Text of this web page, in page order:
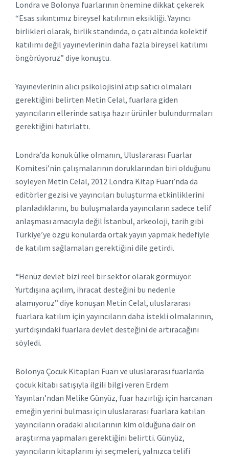
Londra ve Bolonya fuarlarının önemine dikkat çekerek
“Esas sıkıntımız bireysel katılımın eksikliği. Yayıncı
birlikleri olarak, birlik standında, o çatı altında kolektif
katılımı değil yayınevlerinin daha fazla bireysel katılımı
öngörüyoruz” diye konuştu.
Yayınevlerinin alıcı psikolojisini atıp satıcı olmaları
gerektiğini belirten Metin Celal, fuarlara giden
yayıncıların ellerinde satışa hazır ürünler bulundurmaları
gerektiğini hatırlattı.
Londra’da konuk ülke olmanın, Uluslararası Fuarlar
Komitesi’nin çalışmalarının doruklarından biri olduğunu
söyleyen Metin Celal, 2012 Londra Kitap Fuarı’nda da
editörler gezisi ve yayıncıları buluşturma etkinliklerini
planladıklarını, bu buluşmalarda yayıncıların sadece telif
anlaşması amacıyla değil İstanbul, arkeoloji, tarih gibi
Türkiye’ye özgü konularda ortak yayın yapmak hedefiyle
de katılım sağlamaları gerektiğini dile getirdi.
“Henüz devlet bizi reel bir sektör olarak görmüyor.
Yurtdışına açılım, ihracat desteğini bu nedenle
alamıyoruz” diye konuşan Metin Celal, uluslararası
fuarlara katılım için yayıncıların daha istekli olmalarının,
yurtdışındaki fuarlara devlet desteğini de artıracağını
söyledi.
Bolonya Çocuk Kitapları Fuarı ve uluslararası fuarlarda
çocuk kitabı satışıyla ilgili bilgi veren Erdem
Yayınları’ndan Melike Günyüz, fuar hazırlığı için harcanan
emeğin yerini bulması için uluslararası fuarlara katılan
yayıncıların oradaki alıcılarının kim olduğuna dair ön
araştırma yapmaları gerektiğini belirtti. Günyüz,
yayıncıların kitaplarını iyi seçmeleri, yalnızca telifi